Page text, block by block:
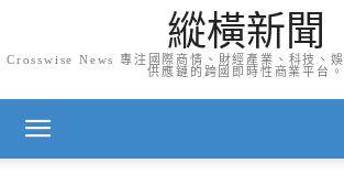
縱橫新聞
Crosswise News 專注國際商情、財經產業、科技、
供應鏈的跨國即時性商業平台。